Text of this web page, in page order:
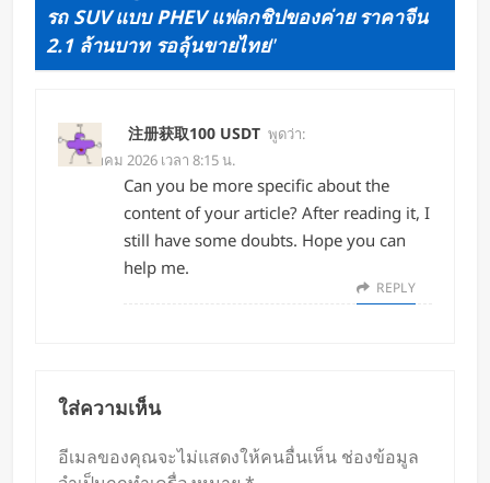
รถ SUV แบบ PHEV แฟลกชิปของค่าย ราคาจีน
2.1 ล้านบาท รอลุ้นขายไทย”
注册获取100 USDT พูดว่า:
18 มีนาคม 2026 เวลา 8:15 น.
Can you be more specific about the
content of your article? After reading it, I
still have some doubts. Hope you can
help me.
REPLY
ใส่ความเห็น
อีเมลของคุณจะไม่แสดงให้คนอื่นเห็น ช่องข้อมูล